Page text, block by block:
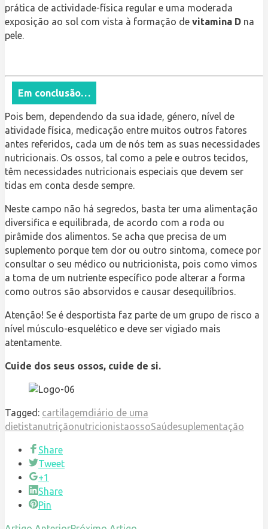
prática de actividade-física regular e uma moderada
exposição ao sol com vista à formação de vitamina D na
pele.
Em conclusão…
Pois bem, dependendo da sua idade, género, nível de
atividade física, medicação entre muitos outros fatores
antes referidos, cada um de nós tem as suas necessidades
nutricionais. Os ossos, tal como a pele e outros tecidos,
têm necessidades nutricionais especiais que devem ser
tidas em conta desde sempre.
Neste campo não há segredos, basta ter uma alimentação
diversifica e equilibrada, de acordo com a roda ou
pirâmide dos alimentos. Se acha que precisa de um
suplemento porque tem dor ou outro sintoma, comece por
consultar o seu médico ou nutricionista, pois como vimos
a toma de um nutriente específico pode alterar a forma
como outros são absorvidos e causar desequilíbrios.
Atenção! Se é desportista faz parte de um grupo de risco a
nível músculo-esquelético e deve ser vigiado mais
atentamente.
Cuide dos seus ossos, cuide de si.
Tagged: cartilagemdiário de uma
dietistanutriçãonutricionistaossoSaúdesuplementação
Share
Tweet
+1
Share
Pin